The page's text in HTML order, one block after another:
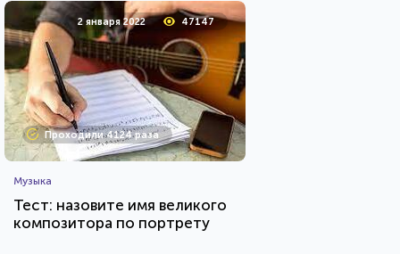
2 января 2022 47147
Проходили 4124 раза
Музыка
Тест: назовите имя великого
композитора по портрету